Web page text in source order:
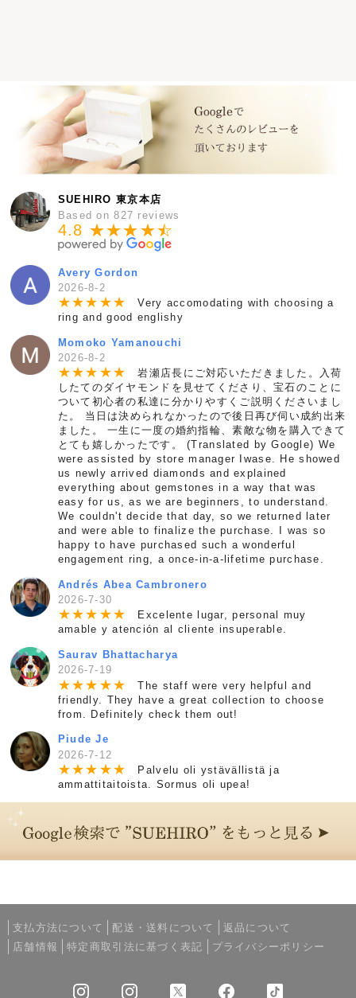
SUEHIRO 東京本店
Based on 827 reviews
4.8 ★★★★★
☆
Avery Gordon
2026-8-2
★★★ ★★
Very accomodating with choosing a
ring and good englishy
Momoko Yamanouchi
2026-8-2
★★★ ★★
岩瀬店長にご対応いただきました。入荷
したてのダイヤモンドを見せてくださり、宝石のことに
ついて初心者の私達に分かりやすくご説明くださいまし
た。 当日は決められなかったので後日再び伺い成約出来
ました。 一生に一度の婚約指輪、素敵な物を購入できて
とても嬉しかったです。 (Translated by Google) We
were assisted by store manager Iwase. He showed
us newly arrived diamonds and explained
everything about gemstones in a way that was
easy for us, as we are beginners, to understand.
We couldn't decide that day, so we returned later
and were able to finalize the purchase. I was so
happy to have purchased such a wonderful
engagement ring, a once-in-a-lifetime purchase.
Andrés Abea Cambronero
2026-7-30
★★★ ★★
Excelente lugar, personal muy
amable y atención al cliente insuperable.
Saurav Bhattacharya
2026-7-19
★★★ ★★
The staff were very helpful and
friendly. They have a great collection to choose
from. Definitely check them out!
Piude Je
2026-7-12
★★★ ★★
Palvelu oli ystävällistä ja
ammattitaitoista. Sormus oli upea!
支払方法について 配送・送料について
返品について
店舗情報
特定商取引法に基づく表記 プライバシーポリシー